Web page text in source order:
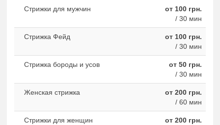
Стрижки для мужчин
от 100 грн.
/ 30 мин
Стрижка Фейд
от 100 грн.
/ 30 мин
Стрижка бороды и усов
от 50 грн.
/ 30 мин
Женская стрижка
от 200 грн.
/ 60 мин
Стрижки для женщин
от 200 грн.